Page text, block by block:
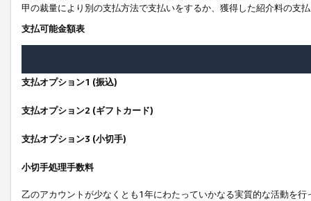
甲の裁量により別の支払方法で支払いをするか、獲得した紹介料の支
支払可能金額表
支払オプション1 (振込)
支払オプション2 (ギフトカード)
支払オプション3 (小切手)
小切手処理手数料
乙のアカウントが少なくとも1年にわたっていかなる実質的な活動を